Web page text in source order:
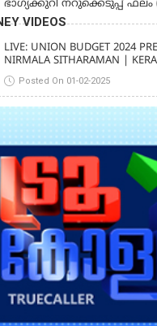
ഭാഗ്യക്കുറി നറുക്കെടുപ്പ് ഫലം
SK-16)VIDEOS
LIVE: UNION BUDGET 2024
NIRMALA SITHARAMAN |
Posted On 01-02-2025